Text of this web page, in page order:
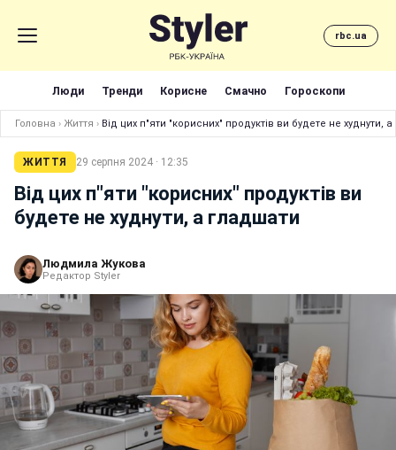
rbc.ua
Люди Тренди Корисне Смачно Гороскопи
Головна › Життя › Від цих п"яти "корисних" продуктів ви будете не худнути,
ЖИТТЯ 29 серпня 2024 · 12:35
Від цих п"яти "корисних" продуктів ви
будете не худнути, а гладшати
Людмила Жукова
Редактор Styler